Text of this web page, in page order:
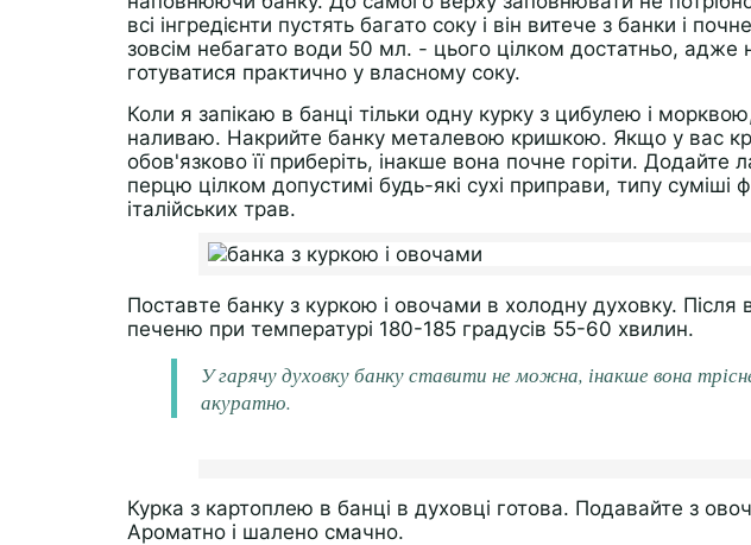
всі інгредієнти пустять багато соку і він витече з банки і
зовсім небагато води 50 мл. - цього цілком достатньо, адже
готуватися практично у власному соку.
Коли я запікаю в банці тільки одну курку з цибулею і
наливаю. Накрийте банку металевою кришкою. Якщо у вас
обов'язково її приберіть, інакше вона почне горіти. Додайте
перцю цілком допустимі будь-які сухі приправи, типу суміші
італійських трав.
Поставте банку з куркою і овочами в холодну духовку. Після
печеню при температурі 180-185 градусів 55-60 хвилин.
У гарячу духовку банку ставити не можна, інакше вона
акуратно.
Курка з картоплею в банці в духовці готова. Подавайте з
Ароматно і шалено смачно.